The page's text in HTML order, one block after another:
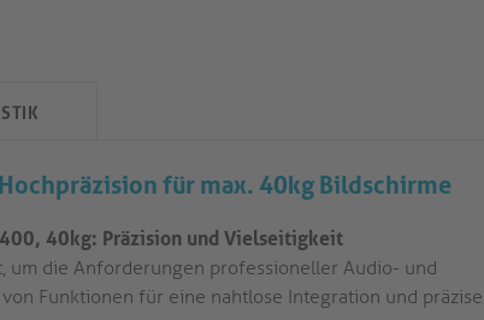
für max. 40kg Bildschirme
40kg: Präzision und Vielseitigkeit
um die Anforderungen professioneller Audio- und
Funktionen für eine nahtlose Integration und präzise